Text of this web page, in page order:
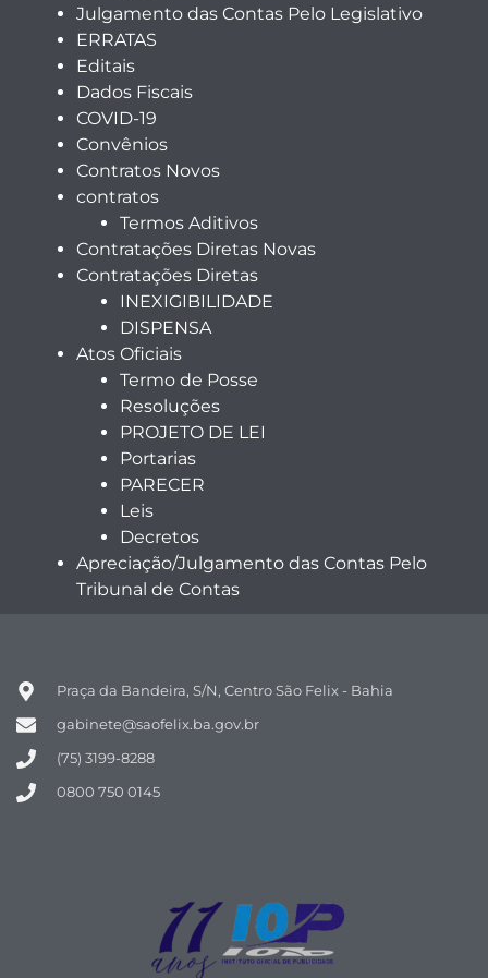
Julgamento das Contas Pelo Legislativo
ERRATAS
Editais
Dados Fiscais
COVID-19
Convênios
Contratos Novos
contratos
Termos Aditivos
Contratações Diretas Novas
Contratações Diretas
INEXIGIBILIDADE
DISPENSA
Atos Oficiais
Termo de Posse
Resoluções
PROJETO DE LEI
Portarias
PARECER
Leis
Decretos
Apreciação/Julgamento das Contas Pelo
Tribunal de Contas
Praça da Bandeira, S/N, Centro São Felix - Bahia
gabinete@saofelix.ba.gov.br
(75) 3199-8288
0800 750 0145